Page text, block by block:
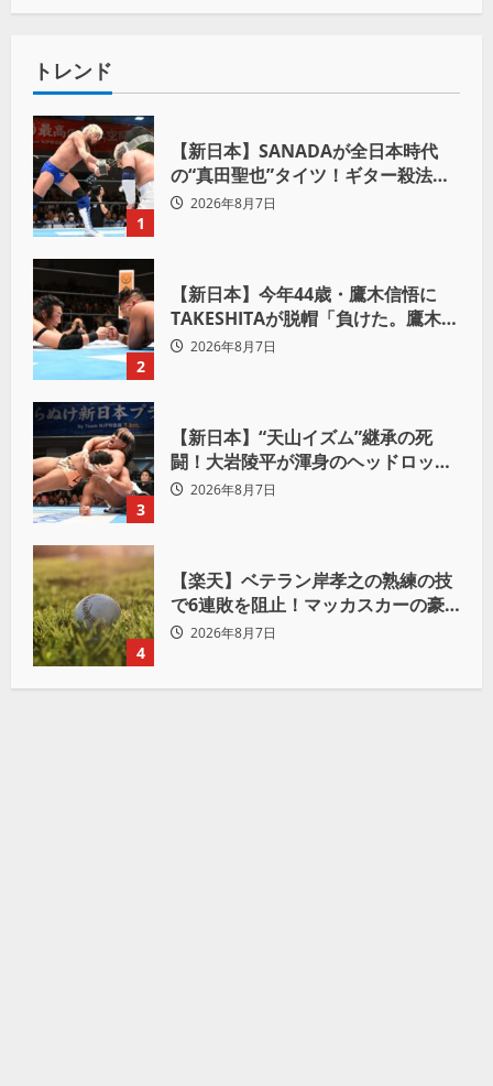
トレンド
1
【新日本】SANADAが全日本時代
の“真田聖也”タイツ！ギター殺法で
Yuto-IceをKO「俺と闘う時は考え
2026年8月7日
2
【新日本】今年44歳・鷹木信悟に
TAKESHITAが脱帽「負けた。鷹木信
悟、強いわ！」
2026年8月7日
3
【新日本】“天山イズム”継承の死
闘！大岩陵平が渾身のヘッドロック
で後藤洋央紀からタップ奪取 執念の
2026年8月7日
4
【楽天】ベテラン岸孝之の熟練の技
で6連敗を阻止！マッカスカーの豪
快2ランと粘りの継投でオリックス
2026年8月7日